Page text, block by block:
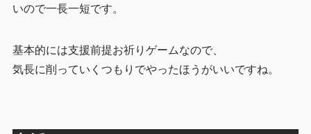
いので一長一短です。
基本的には支援前提お祈りゲームなので、
気長に削っていくつもりでやったほうがいいですね。